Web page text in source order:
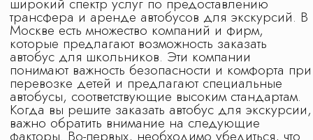
Обращаем ваше внимание на то, что вся
представленная на сайте информация носит
исключительно информационный характер
и ни при каких условиях не является
Заказ трансфера
Создание экскурсий на вашей площадке
11 класс